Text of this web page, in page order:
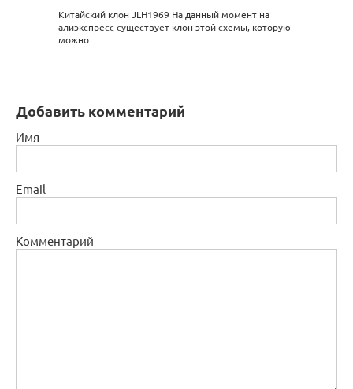
Китайский клон JLH1969 На данный момент на
алиэкспресс существует клон этой схемы, которую
можно
Добавить комментарий
Имя
Email
Комментарий